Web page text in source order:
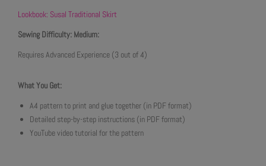
Lookbook: Susal Traditional Skirt
Sewing Difficulty: Medium:
Requires Advanced Experience (3 out of 4)
What You Get:
A4 pattern to print and glue together (in PDF format)
Detailed step-by-step instructions (in PDF format)
YouTube video tutorial for the pattern